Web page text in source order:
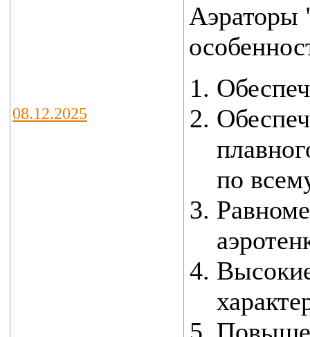
08.12.2025
по